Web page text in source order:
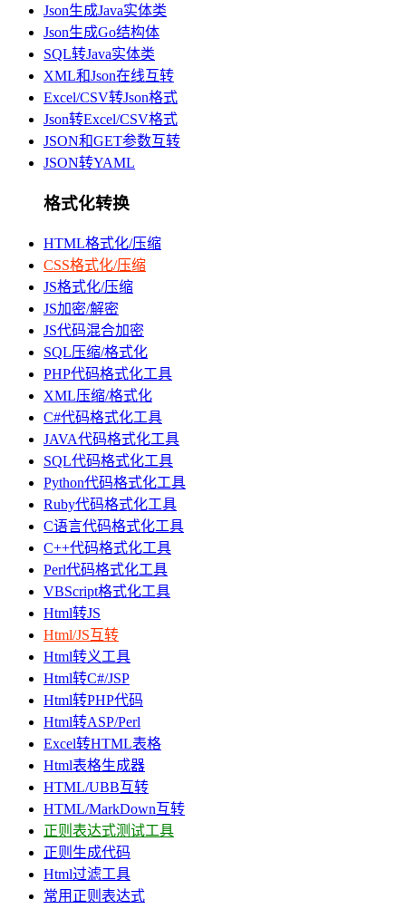
Json生成Java实体类
Json生成Go结构体
SQL转Java实体类
XML和Json在线互转
Excel/CSV转Json格式
Json转Excel/CSV格式
JSON和GET参数互转
JSON转YAML
格式化转换
HTML格式化/压缩
CSS格式化/压缩
JS格式化/压缩
JS加密/解密
JS代码混合加密
SQL压缩/格式化
PHP代码格式化工具
XML压缩/格式化
C#代码格式化工具
JAVA代码格式化工具
SQL代码格式化工具
Python代码格式化工具
Ruby代码格式化工具
C语言代码格式化工具
C++代码格式化工具
Perl代码格式化工具
VBScript格式化工具
Html转JS
Html/JS互转
Html转义工具
Html转C#/JSP
Html转PHP代码
Html转ASP/Perl
Excel转HTML表格
Html表格生成器
HTML/UBB互转
HTML/MarkDown互转
正则表达式测试工具
正则生成代码
Html过滤工具
常用正则表达式